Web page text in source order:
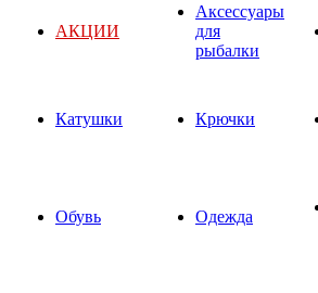
АКЦИИ
Аксессуары
для
рыбалки
Катушки Крючки
Обувь Одежда